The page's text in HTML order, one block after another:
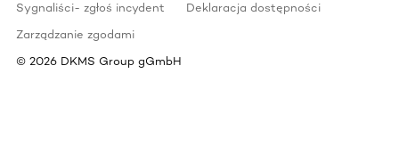
Sygnaliści- zgłoś incydent
Deklaracja dostępności
Zarządzanie zgodami
© 2026 DKMS Group gGmbH